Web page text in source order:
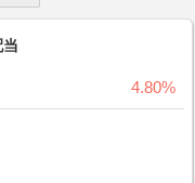
4.80%